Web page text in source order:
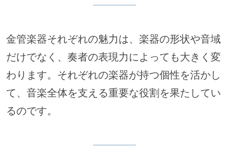
金管楽器それぞれの魅力は、楽器の形状や音域
だけでなく、奏者の表現力によっても大きく変
わります。それぞれの楽器が持つ個性を活かし
て、音楽全体を支える重要な役割を果たしてい
るのです。